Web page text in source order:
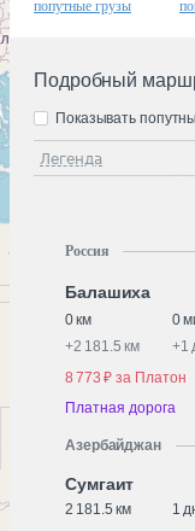
попутные грузы
Подробный
Легенда
Показывать
Россия
Балашиха
0 км
0
+2 181.5 км +1
8 773 ₽ за Платон
Платная дорога
Азербайджан
Сумгаит
2 181.5 км 1